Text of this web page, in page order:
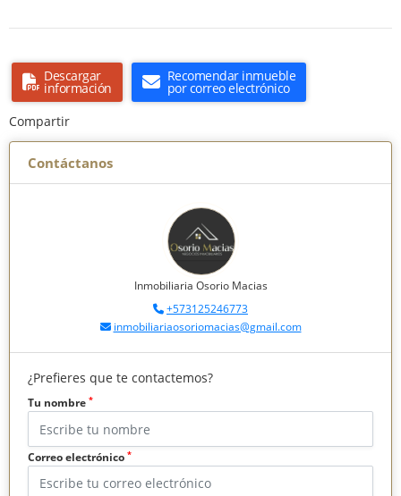
Descargar
información
Recomendar inmueble
por correo electrónico
Compartir
Contáctanos
Inmobiliaria Osorio Macias
+573125246773
inmobiliariaosoriomacias@gmail.com
¿Prefieres que te contactemos?
Tu nombre *
Correo electrónico *